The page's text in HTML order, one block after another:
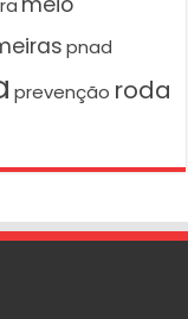
pnad
prevenção roda